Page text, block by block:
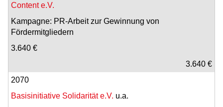
Content e.V.
Kampagne: PR-Arbeit zur Gewinnung von
Fördermitgliedern
3.640 €
3.640 €
2070
Basisinitiative Solidarität e.V. u.a.